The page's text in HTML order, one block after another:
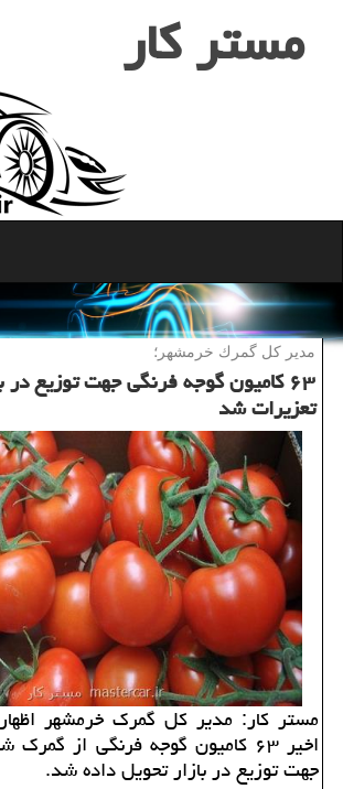
مستر كار
مدیر كل گمرك خرمشهر؛
۶۳ كامیون گوجه فرنگی جهت توزیع در
تعزیرات شد
مستر كار: مدیر كل گمرك خرمشهر
اخیر ۶۳ كامیون گوجه فرنگی از
جهت توزیع در بازار تحویل داده شد.